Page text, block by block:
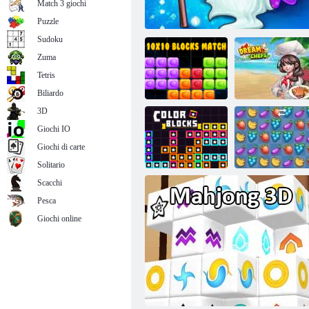
Kris Mahjong
Eroi della partita 3
Partita a blocchi
10x10
Chef da sogno
Blocchi di colore Fruita Crush
Match 3 giochi
Puzzle
Sudoku
Zuma
Tetris
Biliardo
3D
Giochi IO
Giochi di carte
Solitario
Scacchi
Pesca
Giochi online